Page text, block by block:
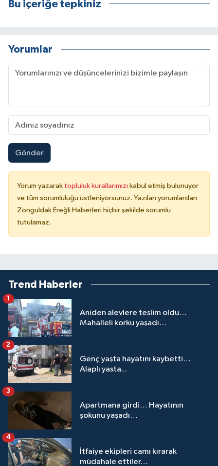
Bu içeriğe tepkiniz
Yorumlar
Gönder
Yorum yazarak topluluk kurallarımızı kabul etmiş bulunuyor
ve tüm sorumluluğu üstleniyorsunuz. Yazılan yorumlardan
Zonguldak Ereğli Haberleri hiçbir şekilde sorumlu
tutulamaz.
Trend Haberler
Aniden alevlere teslim oldu…
Mahalleli korku yaşadı…
1
Genç yaşta hayatını kaybetti…
Alaplı yasta...
2
Apartmana girdi… Hayatının
şokunu yaşadı…
3
İtfaiye ekipleri camı kırarak
müdahale ettiler…
4